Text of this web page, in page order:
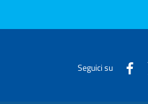
Seguici su